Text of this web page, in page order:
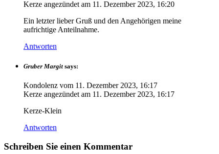
Kerze angezündet am 11. Dezember 2023, 16:20
Ein letzter lieber Gruß und den Angehörigen meine
aufrichtige Anteilnahme.
Antworten
Gruber Margit says:
Kondolenz vom 11. Dezember 2023, 16:17
Kerze angezündet am 11. Dezember 2023, 16:17
Kerze-Klein
Antworten
Schreiben Sie einen Kommentar